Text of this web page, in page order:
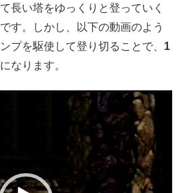
長い塔をゆっくりと登っていく
す。しかし、以下の動画のよう
プを駆使して登り切ることで、 1
なります。